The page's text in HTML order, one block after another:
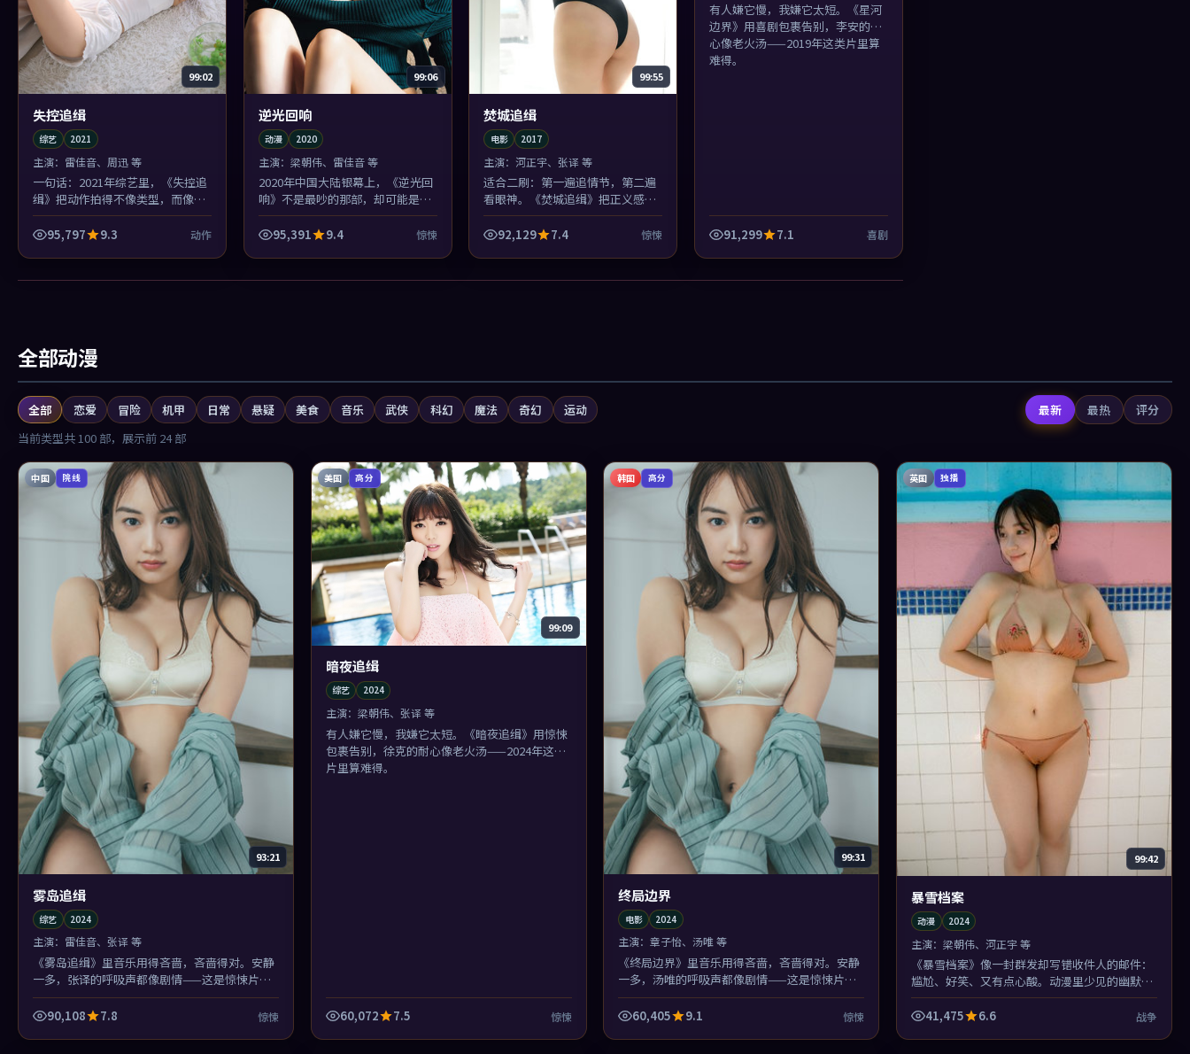
99:02
失控追缉
综艺 2021
主演： 雷佳音、周迅 等
一句话：2021年综艺里，《失控追
缉》把动作拍得不像类型，而像命
运本身的形状。
95,797
9.3 动作
99:06
逆光回响
动漫 2020
主演： 梁朝伟、雷佳音 等
2020年中国大陆银幕上，《逆光回
响》不是最吵的那部，却可能是你
睡前还会想起画面的那部：滨海小
城的色温太对味了。
95,391 9.4 惊悚
99:55
焚城追缉
电影 2017
主演：河正宇、张译 等
适合二刷：第一遍追情节，第二遍
看眼神。《焚城追缉》把正义感藏
在河正宇的眼角里，贾樟柯坏心眼
地不给特写。
92,129 7.4 惊悚
有人嫌它慢，我嫌它太短。《星河
边界》用喜剧包裹告别，李安的耐
心像老火汤——2019年这类片里算
难得。
91,299 7.1 喜剧
全部动漫
全部 恋爱 冒险 机甲 日常 悬疑 美食 音乐 武侠 科幻 魔法 奇幻 运动 最新 最热
评分
当前类型共 100 部，展示前 24部
中国 院线
93:21
雾岛追缉
综艺 2024
主演： 雷佳音、张译 等
《雾岛追缉》里音乐用得吝啬，吝啬得对。安静
一多，张译的呼吸声都像剧情——这是惊悚片里
少见的「听觉叙事」。
90,108
7.8 惊悚
美国 高分
99:09
暗夜追缉
综艺 2024
主演： 梁朝伟、张译 等
有人嫌它慢，我嫌它太短。《暗夜追缉》用惊悚
包裹告别，徐克的耐心像老火汤——2024年这类
片里算难得。
60,072 7.5 惊悚
韩国 高分
99:31
终局边界
电影 2024
主演：章子怡、汤唯 等
《终局边界》里音乐用得吝啬，吝啬得对。安静
一多，汤唯的呼吸声都像剧情——这是惊悚片里
少见的「听觉叙事」。
60,405
9.1 惊悚
英国 独播
99:42
暴雪档案
动漫 2024
主演： 梁朝伟、河正宇 等
《暴雪档案》像一封群发却写错收件人的邮件：
尴尬、好笑、又有点心酸。动漫里少见的幽默不
是段子，是处境。
41,475
6.6 战争